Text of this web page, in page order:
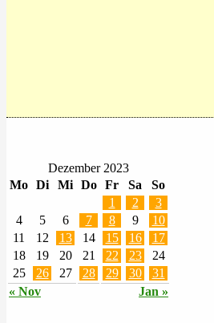
Dezember 2023
Mo Di Mi Do Fr Sa So
« Nov Jan »
1 2
3
4
5 6 7 8 9
10
11
12 13 14 15 16
17
18
19 20 21 22 23
24
25
26 27 28 29 30 31